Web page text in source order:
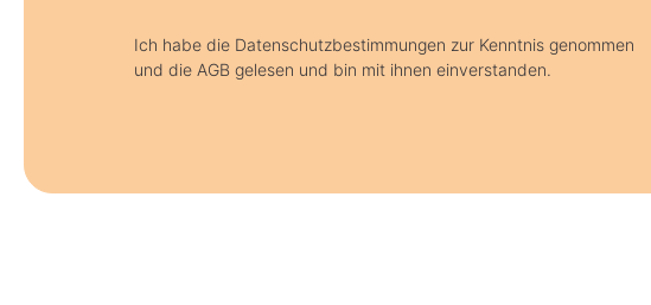
Ich habe die Datenschutzbestimmungen zur Kenntnis genommen
und die AGB gelesen und bin mit ihnen einverstanden.